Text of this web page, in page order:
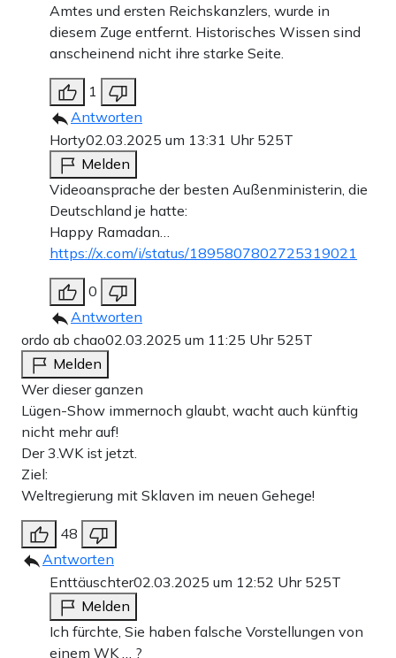
Amtes und ersten Reichskanzlers, wurde in
diesem Zuge entfernt. Historisches Wissen sind
anscheinend nicht ihre starke Seite.
1
Antworten
Horty02.03.2025 um 13:31 Uhr 525T
Melden
Videoansprache der besten Außenministerin, die
Deutschland je hatte:
Happy Ramadan…
https://x.com/i/status/1895807802725319021
0
Antworten
ordo ab chao02.03.2025 um 11:25 Uhr 525T
Melden
Wer dieser ganzen
Lügen-Show immernoch glaubt, wacht auch künftig
nicht mehr auf!
Der 3.WK ist jetzt.
Ziel:
Weltregierung mit Sklaven im neuen Gehege!
48
Antworten
Enttäuschter02.03.2025 um 12:52 Uhr 525T
Melden
Ich fürchte, Sie haben falsche Vorstellungen von
einem WK … ?